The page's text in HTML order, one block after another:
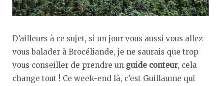
D’ailleurs à ce sujet, si un jour vous aussi vous allez
vous balader à Brocéliande, je ne saurais que trop
vous conseiller de prendre un guide conteur, cela
change tout ! Ce week-end là, c’est Guillaume qui